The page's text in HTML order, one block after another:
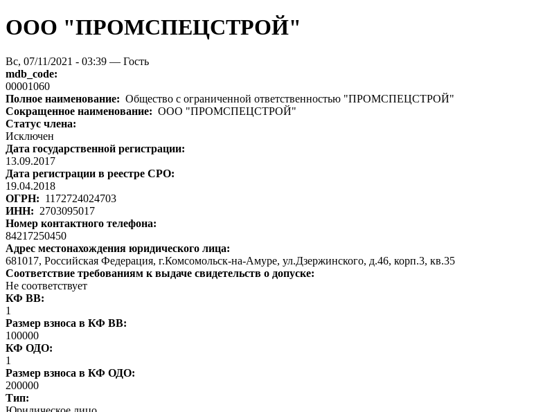
ООО "ПРОМСПЕЦСТРОЙ"
Вс, 07/11/2021 - 03:39 — Гость
mdb_code:
00001060
Полное наименование: Общество с ограниченной ответственностью "ПРОМСПЕЦСТРОЙ"
Сокращенное наименование: ООО "ПРОМСПЕЦСТРОЙ"
Статус члена:
Исключен
Дата государственной регистрации:
13.09.2017
Дата регистрации в реестре СРО:
19.04.2018
ОГРН: 1172724024703
ИНН: 2703095017
Номер контактного телефона:
84217250450
Адрес местонахождения юридического лица:
681017, Российская Федерация, г.Комсомольск-на-Амуре, ул.Дзержинского, д.46, корп.3, кв.35
Соответствие требованиям к выдаче свидетельств о допуске:
Не соответствует
КФ ВВ:
1
Размер взноса в КФ ВВ:
100000
КФ ОДО:
1
Размер взноса в КФ ОДО:
200000
Тип: